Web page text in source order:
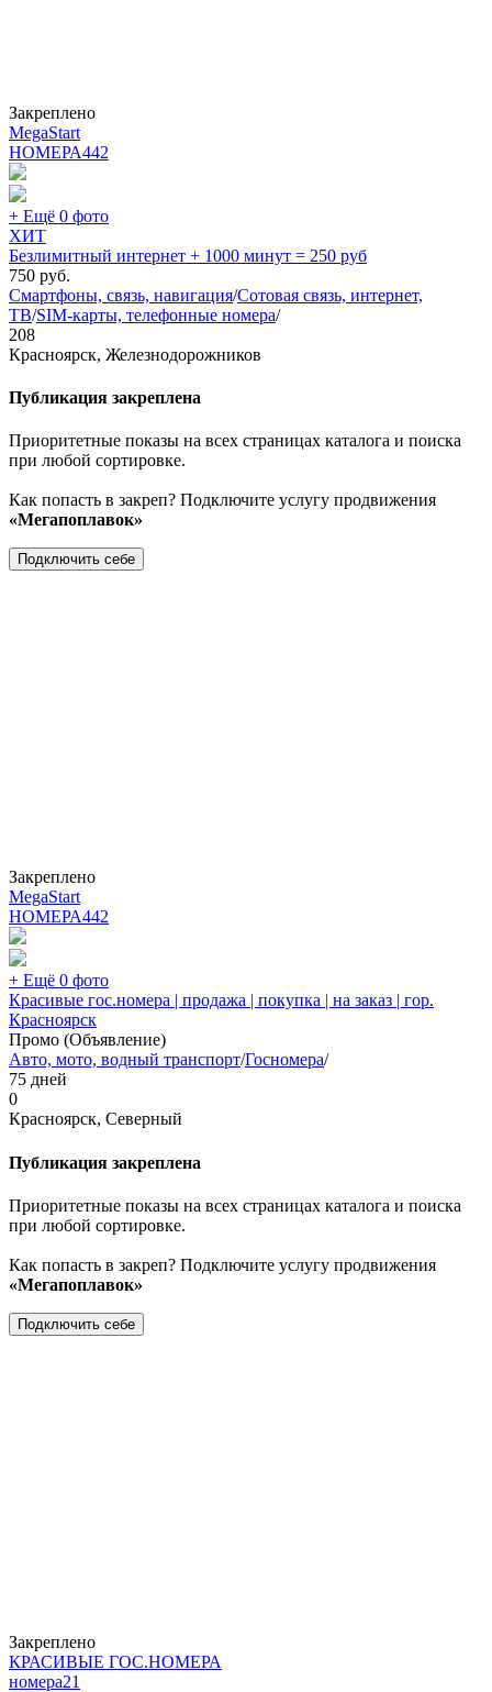
Закреплено
MegaStart
НОМЕРА442
+ Ещё 0 фото
ХИТ
Безлимитный интернет + 1000 минут = 250 руб
750 руб.
Смартфоны, связь, навигация/Сотовая связь, интернет,
ТВ/SIM-карты, телефонные номера/
208
Красноярск, Железнодорожников
Публикация закреплена
Приоритетные показы на всех страницах каталога и поиска
при любой сортировке.
Как попасть в закреп? Подключите услугу продвижения
«Мегапоплавок»
Подключить себе
Закреплено
MegaStart
НОМЕРА442
+ Ещё 0 фото
Красивые гос.номера | продажа | покупка | на заказ | гор.
Красноярск
Промо (Объявление)
Авто, мото, водный транспорт/Госномера/
75 дней
0
Красноярск, Северный
Публикация закреплена
Приоритетные показы на всех страницах каталога и поиска
при любой сортировке.
Как попасть в закреп? Подключите услугу продвижения
«Мегапоплавок»
Подключить себе
Закреплено
КРАСИВЫЕ ГОС.НОМЕРА
номера21